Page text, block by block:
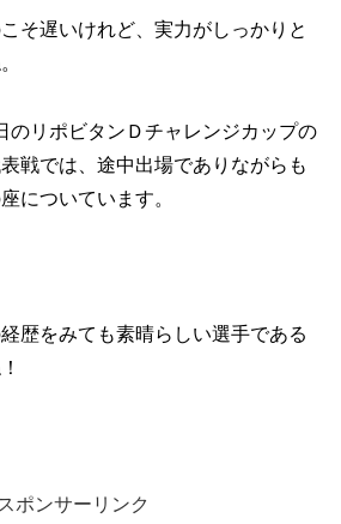
そ遅いけれど、実力がしっかりと
のリポビタンＤチャレンジカップの
戦では、途中出場でありながらも
についています。
歴をみても素晴らしい選手である
スポンサーリンク